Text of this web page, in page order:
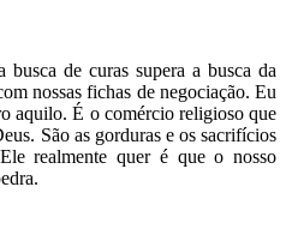
de curas supera a busca da
nossas fichas de negociação. Eu
aquilo. É o comércio religioso que
São as gorduras e os sacrifícios
realmente quer é que o nosso